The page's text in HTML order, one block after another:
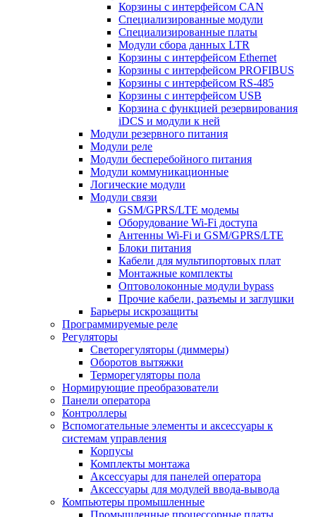
Корзины с интерфейсом CAN
Специализированные модули
Специализированные платы
Модули сбора данных LTR
Корзины с интерфейсом Ethernet
Корзины с интерфейсом PROFIBUS
Корзины с интерфейсом RS-485
Корзины с интерфейсом USB
Корзина с функцией резервирования
iDCS и модули к ней
Модули резервного питания
Модули реле
Модули бесперебойного питания
Модули коммуникационные
Логические модули
Модули связи
GSM/GPRS/LTE модемы
Оборудование Wi-Fi доступа
Антенны Wi-Fi и GSM/GPRS/LTE
Блоки питания
Кабели для мультипортовых плат
Монтажные комплекты
Оптоволоконные модули bypass
Прочие кабели, разъемы и заглушки
Барьеры искрозащиты
Программируемые реле
Регуляторы
Светорегуляторы (диммеры)
Оборотов вытяжки
Терморегуляторы пола
Нормирующие преобразователи
Панели оператора
Контроллеры
Вспомогательные элементы и аксессуары к
системам управления
Корпусы
Комплекты монтажа
Аксессуары для панелей оператора
Аксессуары для модулей ввода-вывода
Компьютеры промышленные
Промышленные процессорные платы